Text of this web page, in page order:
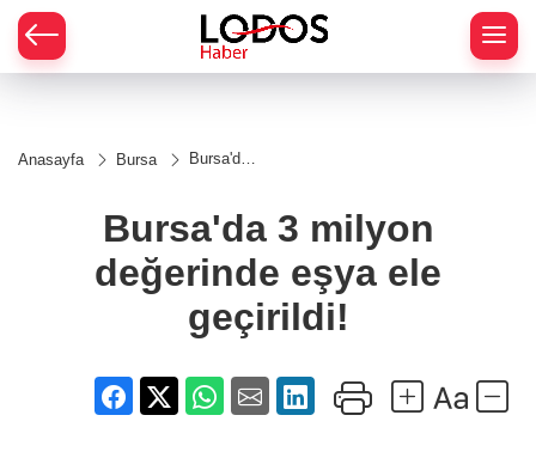
Anasayfa Bursa
Bursa'da
eşya ele
geçirildi!
Bursa'da 3 milyon
değerinde eşya ele
geçirildi!